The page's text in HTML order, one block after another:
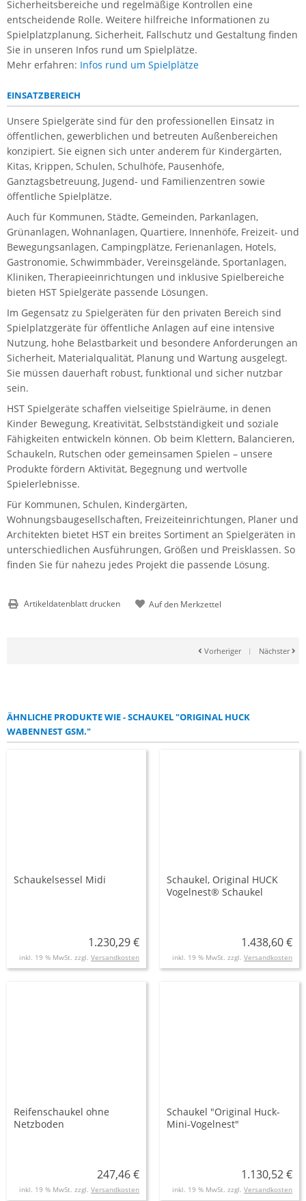
Sicherheitsbereiche und regelmäßige Kontrollen eine
entscheidende Rolle. Weitere hilfreiche Informationen zu
Spielplatzplanung, Sicherheit, Fallschutz und Gestaltung finden
Sie in unseren Infos rund um Spielplätze.
Mehr erfahren: Infos rund um Spielplätze
EINSATZBEREICH
Unsere Spielgeräte sind für den professionellen Einsatz in
öffentlichen, gewerblichen und betreuten Außenbereichen
konzipiert. Sie eignen sich unter anderem für Kindergärten,
Kitas, Krippen, Schulen, Schulhöfe, Pausenhöfe,
Ganztagsbetreuung, Jugend- und Familienzentren sowie
öffentliche Spielplätze.
Auch für Kommunen, Städte, Gemeinden, Parkanlagen,
Grünanlagen, Wohnanlagen, Quartiere, Innenhöfe, Freizeit- und
Bewegungsanlagen, Campingplätze, Ferienanlagen, Hotels,
Gastronomie, Schwimmbäder, Vereinsgelände, Sportanlagen,
Kliniken, Therapieeinrichtungen und inklusive Spielbereiche
bieten HST Spielgeräte passende Lösungen.
Im Gegensatz zu Spielgeräten für den privaten Bereich sind
Spielplatzgeräte für öffentliche Anlagen auf eine intensive
Nutzung, hohe Belastbarkeit und besondere Anforderungen an
Sicherheit, Materialqualität, Planung und Wartung ausgelegt.
Sie müssen dauerhaft robust, funktional und sicher nutzbar
sein.
HST Spielgeräte schaffen vielseitige Spielräume, in denen
Kinder Bewegung, Kreativität, Selbstständigkeit und soziale
Fähigkeiten entwickeln können. Ob beim Klettern, Balancieren,
Schaukeln, Rutschen oder gemeinsamen Spielen – unsere
Produkte fördern Aktivität, Begegnung und wertvolle
Spielerlebnisse.
Für Kommunen, Schulen, Kindergärten,
Wohnungsbaugesellschaften, Freizeiteinrichtungen, Planer und
Architekten bietet HST ein breites Sortiment an Spielgeräten in
unterschiedlichen Ausführungen, Größen und Preisklassen. So
finden Sie für nahezu jedes Projekt die passende Lösung.
Artikeldatenblatt drucken
Vorheriger | Nächster
ÄHNLICHE PRODUKTE WIE - SCHAUKEL "ORIGINAL HUCK
WABENNEST GSM."
Schaukelsessel Midi
1.230,29 €
inkl. 19 % MwSt. zzgl. Versandkosten
Schaukel, Original HUCK
Vogelnest® Schaukel
1.438,60 €
inkl. 19 % MwSt. zzgl. Versandkosten
Reifenschaukel ohne
Netzboden
247,46 €
inkl. 19 % MwSt. zzgl. Versandkosten
Schaukel "Original Huck-
Mini-Vogelnest"
1.130,52 €
inkl. 19 % MwSt. zzgl. Versandkosten